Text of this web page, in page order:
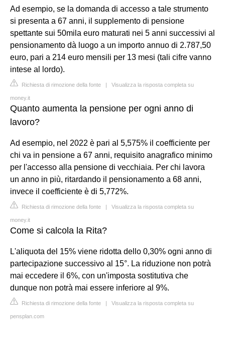
Ad esempio, se la domanda di accesso a tale strumento
si presenta a 67 anni, il supplemento di pensione
spettante sui 50mila euro maturati nei 5 anni successivi al
pensionamento dà luogo a un importo annuo di 2.787,50
euro, pari a 214 euro mensili per 13 mesi (tali cifre vanno
intese al lordo).
Richiesta di rimozione della fonte | Visualizza la risposta completa su
money.it
Quanto aumenta la pensione per ogni anno di
lavoro?
Ad esempio, nel 2022 è pari al 5,575% il coefficiente per
chi va in pensione a 67 anni, requisito anagrafico minimo
per l'accesso alla pensione di vecchiaia. Per chi lavora
un anno in più, ritardando il pensionamento a 68 anni,
invece il coefficiente è di 5,772%.
Richiesta di rimozione della fonte | Visualizza la risposta completa su
money.it
Come si calcola la Rita?
L'aliquota del 15% viene ridotta dello 0,30% ogni anno di
partecipazione successivo al 15°. La riduzione non potrà
mai eccedere il 6%, con un'imposta sostitutiva che
dunque non potrà mai essere inferiore al 9%.
Richiesta di rimozione della fonte | Visualizza la risposta completa su
pensplan.com